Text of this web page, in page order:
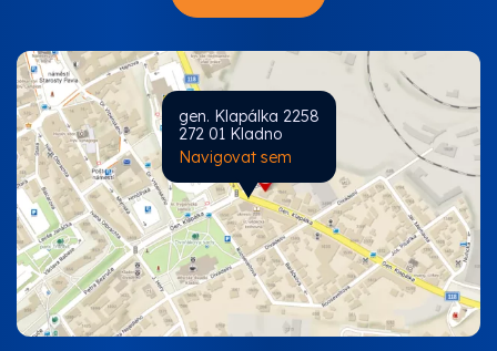
gen. Klapálka 2258
272 01 Kladno
Navigovat sem